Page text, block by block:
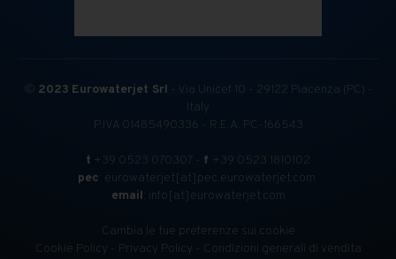
© 2023 Eurowaterjet Srl - Via Unicef 10 - 29122 Piacenza (PC) -
Italy
P.IVA 01485490336 - R.E.A. PC-166543
t +39 0523 070307 - f +39 0523 1810102
pec : eurowaterjet[at]pec.eurowaterjet.com
email : info[at]eurowaterjet.com
Cambia le tue preferenze sui cookie
Cookie Policy
Privacy Policy Condizioni generali di vendita